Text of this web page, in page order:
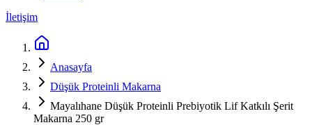
İletişim
Anasayfa
Düşük Proteinli Makarna
Mayalıhane Düşük Proteinli Prebiyotik Lif Katkılı Şerit
Makarna 250 gr